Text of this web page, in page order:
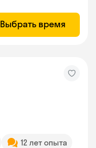
Выбрать время
12 лет опыта